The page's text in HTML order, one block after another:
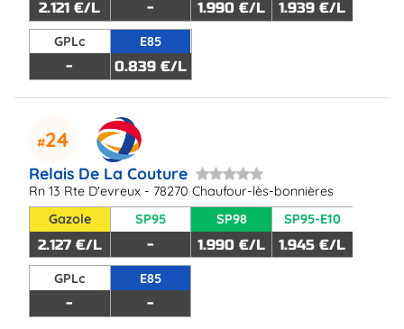
2.121 €/L - 1.990 €/L 1.939 €/L
GPLc
-
E85
0.839 €/L
24
Relais De La Couture
Rn 13 Rte D'evreux - 78270 Chaufour-lès-bonnières
Gazole
2.127 €/L
SP95
-
SP98
1.990 €/L
SP95-E10
1.945 €/L
GPLc
-
E85
-